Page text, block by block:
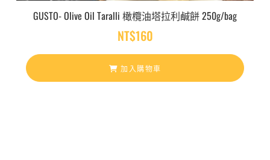
GUSTO- Olive Oil Taralli 橄欖油塔拉利鹹餅 250g/bag
NT$160
加入購物車